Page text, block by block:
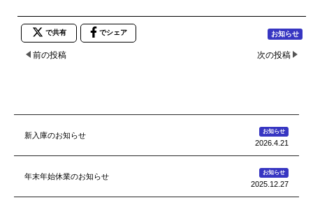
で共有 でシェア お知らせ
前の投稿 次の投稿
新入庫のお知らせ お知らせ
2026.4.21
年末年始休業のお知らせ お知らせ
2025.12.27